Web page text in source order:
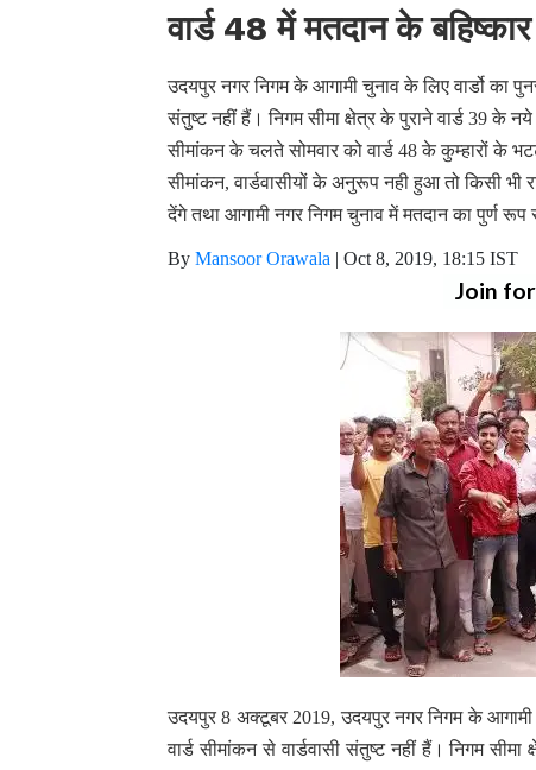
वार्ड 48 में मतदान के
उदयपुर नगर निगम के आगामी चुनाव के लिए वार्डो का
संतुष्ट नहीं हैं। निगम सीमा क्षेत्र के पुराने वार्ड 39 के
सीमांकन के चलते सोमवार को वार्ड 48 के कुम्हारों के
सीमांकन, वार्डवासीयों के अनुरूप नही हुआ तो किसी भी
देंगे तथा आगामी नगर निगम चुनाव में मतदान का पुर्ण रूप
By Mansoor Orawala | Oct 8, 2019, 18:15 IST
Join
उदयपुर 8 अक्टूबर 2019, उदयपुर नगर निगम के आगामी
वार्ड सीमांकन से वार्डवासी संतुष्ट नहीं हैं। निगम